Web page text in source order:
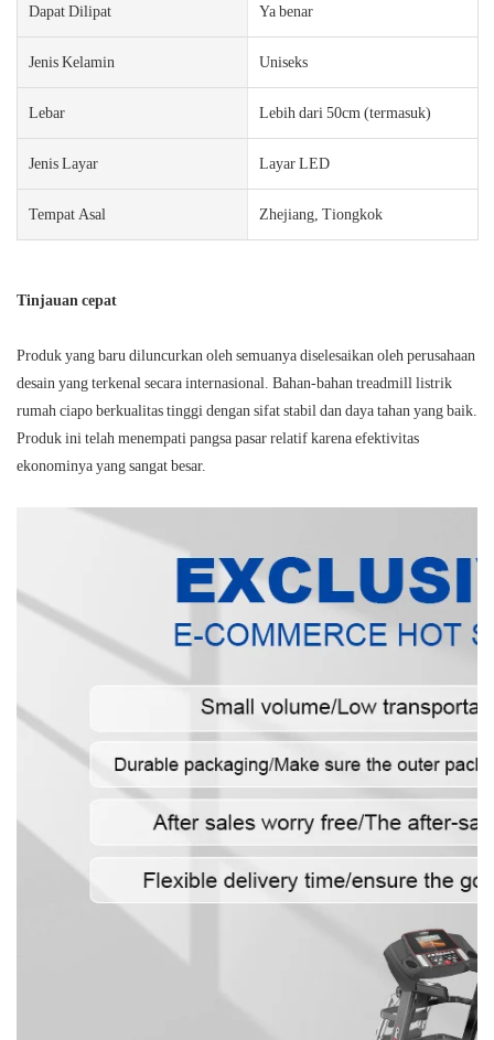
Dapat Dilipat Ya benar
Jenis Kelamin Uniseks
Lebar Lebih dari 50cm (termasuk)
Jenis Layar Layar LED
Tempat Asal Zhejiang, Tiongkok
Tinjauan cepat
Produk yang baru diluncurkan oleh semuanya diselesaikan oleh perusahaan
desain yang terkenal secara internasional. Bahan-bahan treadmill listrik
rumah ciapo berkualitas tinggi dengan sifat stabil dan daya tahan yang baik.
Produk ini telah menempati pangsa pasar relatif karena efektivitas
ekonominya yang sangat besar.